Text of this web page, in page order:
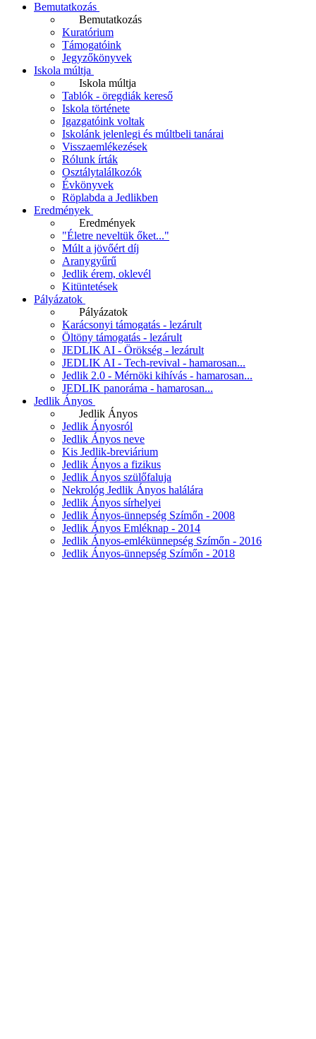
Bemutatkozás
Bemutatkozás
Kuratórium
Támogatóink
Jegyzőkönyvek
Iskola múltja
Iskola múltja
Tablók - öregdiák kereső
Iskola története
Igazgatóink voltak
Iskolánk jelenlegi és múltbeli tanárai
Visszaemlékezések
Rólunk írták
Osztálytalálkozók
Évkönyvek
Röplabda a Jedlikben
Eredmények
Eredmények
"Életre neveltük őket..."
Múlt a jövőért díj
Aranygyűrű
Jedlik érem, oklevél
Kitüntetések
Pályázatok
Pályázatok
Karácsonyi támogatás - lezárult
Öltöny támogatás - lezárult
JEDLIK AI - Örökség - lezárult
JEDLIK AI - Tech-revival - hamarosan...
Jedlik 2.0 - Mérnöki kihívás - hamarosan...
JEDLIK panoráma - hamarosan...
Jedlik Ányos
Jedlik Ányos
Jedlik Ányosról
Jedlik Ányos neve
Kis Jedlik-breviárium
Jedlik Ányos a fizikus
Jedlik Ányos szülőfaluja
Nekrológ Jedlik Ányos halálára
Jedlik Ányos sírhelyei
Jedlik Ányos-ünnepség Szímőn - 2008
Jedlik Ányos Emléknap - 2014
Jedlik Ányos-emlékünnepség Szímőn - 2016
Jedlik Ányos-ünnepség Szímőn - 2018